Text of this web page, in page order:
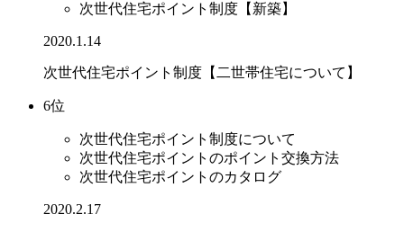
次世代住宅ポイント制度【新築】
2020.1.14
次世代住宅ポイント制度【二世帯住宅について】
6位
次世代住宅ポイント制度について
次世代住宅ポイントのポイント交換方法
次世代住宅ポイントのカタログ
2020.2.17